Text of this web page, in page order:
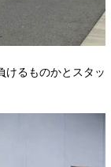
けるものかとスタッ